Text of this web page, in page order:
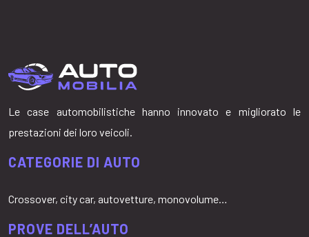
Le case automobilistiche hanno innovato e migliorato le
prestazioni dei loro veicoli.
CATEGORIE DI AUTO
Crossover, city car, autovetture, monovolume…
PROVE DELL’AUTO